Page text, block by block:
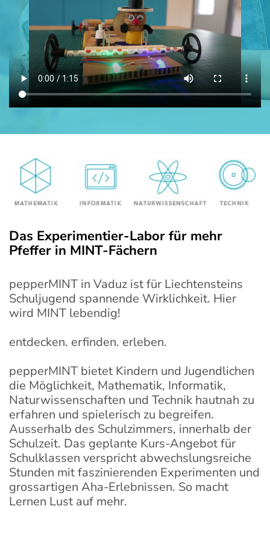
Wir suchen
Impressum
Das Experimentier-Labor für mehr
Pfeffer in MINT-Fächern
pepperMINT in Vaduz ist für Liechtensteins
Schuljugend spannende Wirklichkeit. Hier
wird MINT lebendig!
entdecken. erfinden. erleben.
pepperMINT bietet Kindern und Jugendlichen
die Möglichkeit, Mathematik, Informatik,
Naturwissenschaften und Technik hautnah zu
erfahren und spielerisch zu begreifen.
Ausserhalb des Schulzimmers, innerhalb der
Schulzeit. Das geplante Kurs-Angebot für
Schulklassen verspricht abwechslungsreiche
Stunden mit faszinierenden Experimenten und
grossartigen Aha-Erlebnissen. So macht
Lernen Lust auf mehr.